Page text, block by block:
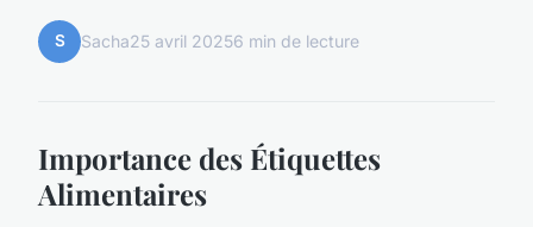
S Sacha25 avril 20256 min de lecture
Importance des Étiquettes
Alimentaires